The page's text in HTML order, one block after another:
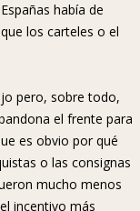
había de
los carteles o el
pero, sobre todo,
el frente para
es obvio por qué
o las consignas
mucho menos
incentivo más